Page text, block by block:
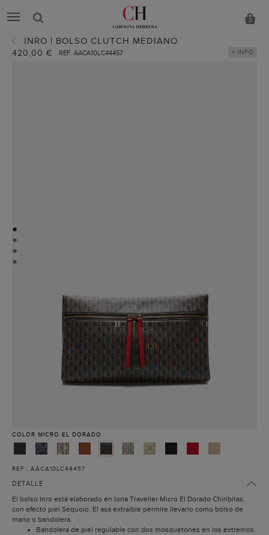
0
INRO | BOLSO CLUTCH MEDIANO
420,00 € REF. AACA10LC44457 + INFO
●
●
●
●
COLOR MICRO EL DORADO
REF.: AACA10LC44457
DETALLE
El bolso Inro está elaborado en lona Traveller Micro El Dorado Chiribitas,
con efecto piel Sequoio. El asa extraíble permite llevarlo como bolso de
mano o bandolera.
Bandolera de piel regulable con dos mosquetones en los extremos.